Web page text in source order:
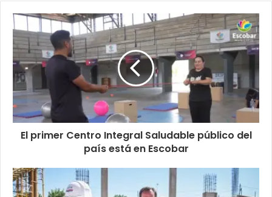
El primer Centro Integral Saludable público del
país está en Escobar